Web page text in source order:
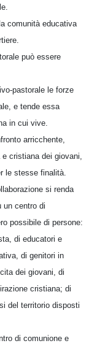
comunità educativa
può essere
pastorale le forze
e tende essa
in cui vive.
arricchente,
cristiana dei giovani,
le stesse finalità.
si renda
un centro di
possibile di persone:
di educatori e
di genitori in
dei giovani, di
cristiana; di
del territorio disposti
di comunione e